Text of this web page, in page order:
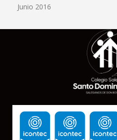
Junio 2016